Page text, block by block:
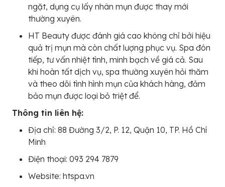
ngặt, dụng cụ lấy nhân mụn được thay mới
thường xuyên.
HT Beauty được đánh giá cao không chỉ bởi hiệu
quả trị mụn mà còn chất lượng phục vụ. Spa đón
tiếp, tư vấn nhiệt tình, minh bạch về giá cả. Sau
khi hoàn tất dịch vụ, spa thường xuyên hỏi thăm
và theo dõi tình hình mụn của khách hàng, đảm
bảo mụn được loại bỏ triệt để.
Thông tin liên hệ:
Địa chỉ: 88 Đường 3/2, P. 12, Quận 10, TP. Hồ Chí
Minh
Điện thoại: 093 294 7879
Website: htspa.vn